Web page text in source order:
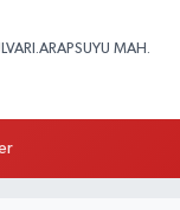
MAH.